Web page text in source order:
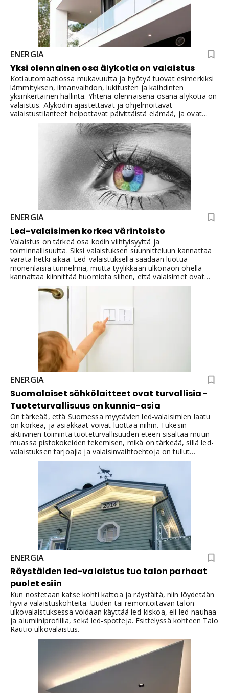
ENERGIA
Yksi olennainen osa älykotia on valaistus
Kotiautomaatiossa mukavuutta ja hyötyä tuovat esimerkiksi
lämmityksen, ilmanvaihdon, lukitusten ja kaihdinten
yksinkertainen hallinta. Yhtenä olennaisena osana älykotia on
valaistus. Älykodin ajastettavat ja ohjelmoitavat
valaistustilanteet helpottavat päivittäistä elämää, ja ovat
myös isossa roolissa kodin mukavuustekijänä. Ovatko
älyvalaisimet sitten aivan oma lajinsa? Entä mitä
kotiautomaatiolla voidaan tehdä valaistuksen ohjauksessa?
Näihin kysymyksiin vastaamme artikkelissa, jossa käydään
asiaan LedStoren valaisinten ja kotiautomaation
ENERGIA
Led-valaisimen korkea värintoisto
Valaistus on tärkeä osa kodin viihtyisyyttä ja
toiminnallisuutta. Siksi valaistuksen suunnitteluun kannattaa
varata hetki aikaa. Led-valaistuksella saadaan luotua
monenlaisia tunnelmia, mutta tyylikkään ulkonäön ohella
kannattaa kiinnittää huomiota siihen, että valaisimet ovat
laadukkaita, pitkäikäisiä ja helposti asennettavia. Korkea
värintoisto takaa osaltaan laadukkaassa valaisimessa sen,
että tilassa on miellyttävä olla, ja värit, mukaan lukien ihon
sävyt, näyttävät siltä kuin niiden kuuluukin.
ENERGIA
Suomalaiset sähkölaitteet ovat turvallisia -
Tuoteturvallisuus on kunnia-asia
On tärkeää, että Suomessa myytävien led-valaisimien laatu
on korkea, ja asiakkaat voivat luottaa niihin. Tukesin
aktiivinen toiminta tuoteturvallisuuden eteen sisältää muun
muassa pistokokeiden tekemisen, mikä on tärkeää, sillä led-
valaistuksen tarjoajia ja valaisinvaihtoehtoja on tullut
muutamien viime vuosien aikana markkinoille suuri määrä.
ENERGIA
Räystäiden led-valaistus tuo talon parhaat
puolet esiin
Kun nostetaan katse kohti kattoa ja räystäitä, niin löydetään
hyviä valaistuskohteita. Uuden tai remontoitavan talon
ulkovalaistuksessa voidaan käyttää led-kiskoa, eli led-nauhaa
ja alumiiniprofiilia, sekä led-spotteja. Esittelyssä kohteen Talo
Rautio ulkovalaistus.